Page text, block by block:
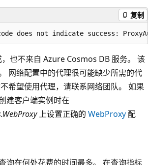
复制
，也不来自 Azure Cosmos DB 服务。 该
网络配置中的代理很可能缺少所需的代
希望使用代理，请联系网络团队。 如果
建客户端实例时在
上设置正确的 WebProxy 配
询在何处花费的时间最多。 在查询指标